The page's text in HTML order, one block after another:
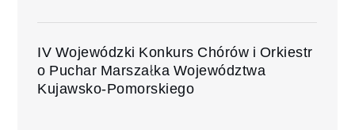
IV Wojewódzki Konkurs Chórów i Orkiestr
o Puchar Marszałka Województwa
Kujawsko-Pomorskiego